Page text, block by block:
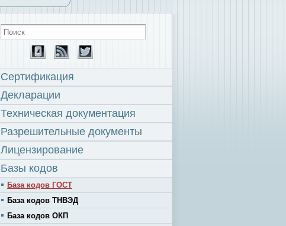
Сертификация
Декларации
Техническая документация
Разрешительные документы
Лицензирование
Базы кодов
База кодов ГОСТ
База кодов ТНВЭД
База кодов ОКП